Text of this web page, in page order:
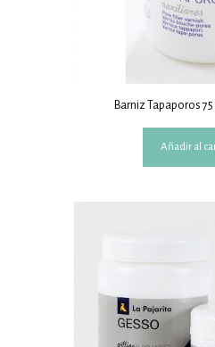
Barniz Tapaporos 75
Añadir al